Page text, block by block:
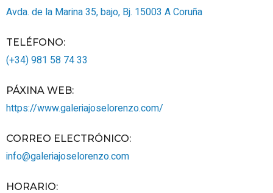
Avda. de la Marina 35, bajo, Bj. 15003 A Coruña
TELÉFONO:
(+34) 981 58 74 33
PÁXINA WEB:
https://www.galeriajoselorenzo.com/
CORREO ELECTRÓNICO:
info@galeriajoselorenzo.com
HORARIO: